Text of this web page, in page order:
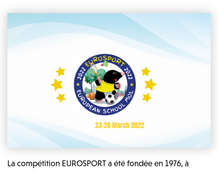
La compétition EUROSPORT a été fondée en 1976, à